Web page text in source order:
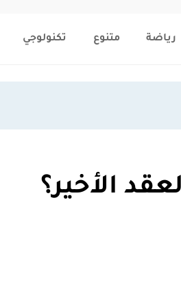
رياضة متنوع تكنولوجي
الأخير؟